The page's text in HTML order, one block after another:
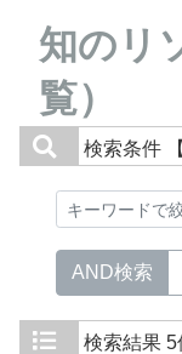
知のリ
覧）
検索条件
AND検索
検索結果 5